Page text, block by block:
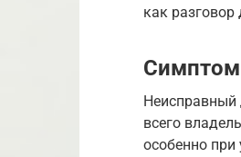
как разговор
Неисправный
всего
особенно